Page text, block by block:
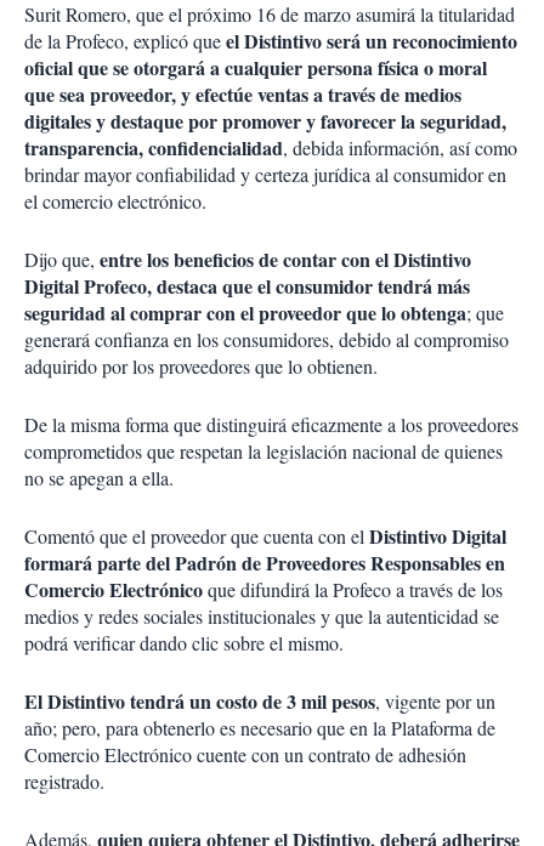
Surit Romero, que el próximo 16 de marzo asumirá la titularidad
de la Profeco, explicó queel Distintivo será un reconocimiento
oficial que se otorgará a cualquier persona física o moral
que sea proveedor, y efectúe ventas a través de medios
digitales y destaque por promover y favorecer la seguridad,
transparencia, confidencialidad, debida información, así como
brindar mayor confiabilidad y certeza jurídica al consumidor en
el comercio electrónico.
Dijo que, entre los beneficios de contar con el Distintivo
Digital Profeco, destaca que el consumidor tendrá más
seguridad al comprar con el proveedor que lo obtenga; que
generará confianza en los consumidores, debido al compromiso
adquirido por los proveedores que lo obtienen.
De la misma forma que distinguirá eficazmente a los proveedores
comprometidos que respetan la legislación nacional de quienes
no se apegan a ella.
Comentó que el proveedor que cuenta con elDistintivo Digital
formará parte del Padrón de Proveedores Responsables en
Comercio Electrónicoque difundirá la Profeco a través de los
medios y redes sociales institucionales y que la autenticidad se
podrá verificar dando clic sobre el mismo.
El Distintivo tendrá un costo de 3 mil pesos, vigente por un
año; pero, para obtenerlo es necesario que en la Plataforma de
Comercio Electrónico cuente con un contrato de adhesión
registrado.
Además, quien quiera obtener el Distintivo, deberá adherirse